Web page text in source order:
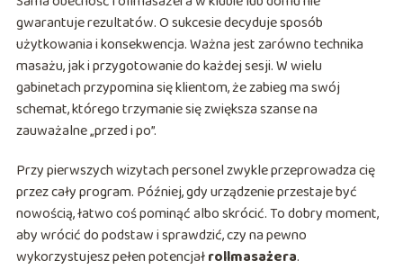
gwarantuje rezultatów. O sukcesie decyduje sposób
użytkowania i konsekwencja. Ważna jest zarówno technika
masażu, jak i przygotowanie do każdej sesji. W wielu
gabinetach przypomina się klientom, że zabieg ma swój
schemat, którego trzymanie się zwiększa szanse na
zauważalne „przed i po”.
Przy pierwszych wizytach personel zwykle przeprowadza cię
przez cały program. Później, gdy urządzenie przestaje być
nowością, łatwo coś pominąć albo skrócić. To dobry moment,
aby wrócić do podstaw i sprawdzić, czy na pewno
wykorzystujesz pełen potencjałrollmasażera.